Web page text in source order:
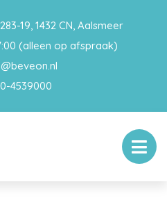
19, 1432 CN, Aalsmeer
(alleen op afspraak)
4539000